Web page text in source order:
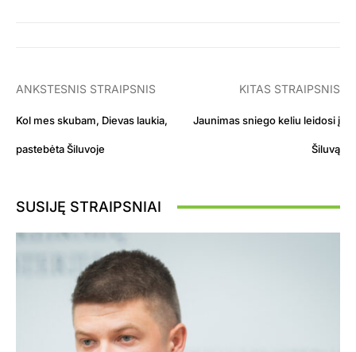
ANKSTESNIS STRAIPSNIS
Kol mes skubam, Dievas laukia,
pastebėta Šiluvoje
KITAS STRAIPSNIS
Jaunimas sniego keliu leidosi į
Šiluvą
SUSIJĘ STRAIPSNIAI